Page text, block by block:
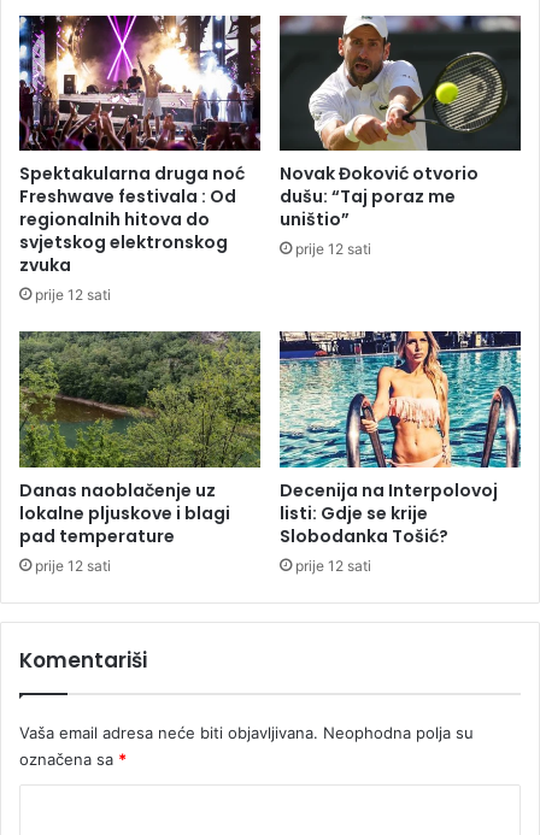
z
a
n
i
k
l
j
u
č
n
i
d
e
o
d
o
k
a
z
i
z
a
k
o
n
O
š
t
r
e
r
i
t
i
k
e
S
r
b
i
s
a
k
c
i
Spektakularna druga noć
Freshwave festivala : Od
regionalnih hitova do
svjetskog elektronskog
zvuka
prije 12 sati
Novak Đoković otvorio
dušu: “Taj poraz me
uništio”
prije 12 sati
Danas naoblačenje uz
lokalne pljuskove i blagi
pad temperature
prije 12 sati
Decenija na Interpolovoj
listi: Gdje se krije
Slobodanka Tošić?
prije 12 sati
Komentariši
Vaša email adresa neće biti objavljivana. Neophodna polja su
označena sa *